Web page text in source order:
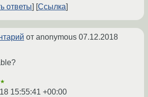
ответы
Ссылка
от anonymous 07.12.2018
15:55:41 +00:00